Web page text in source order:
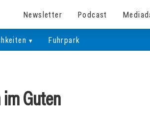
Newsletter Podcast
Fuhrpark
Guten